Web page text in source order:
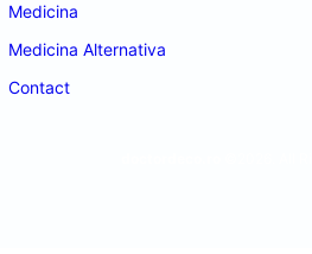
Medicina
Medicina Alternativa
Contact